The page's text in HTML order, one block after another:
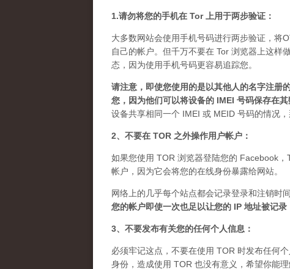
1.请勿将您的手机在 Tor 上用于两步验证：
大多数网站会使用手机号码进行两步验证，将
自己的帐户。但千万不要在 Tor 浏览器上这样
态，因为使用手机号码更容易追踪您。
请注意，即使您使用的是以其他人的名字注册
您，因为他们可以将设备的 IMEI 号码保存在其
设备共享相同一个 IMEI 或 MEID 号码的情况，
2、不要在 TOR 之外操作用户帐户：
如果您使用 TOR 浏览器登陆您的 Facebook
帐户，因为它会将您的在线身份暴露给网站。
网络上的几乎每个站点都会记录登录和注销时
您的帐户即使一次也足以让您的 IP 地址被记录
3、不要发布有关您的任何个人信息：
必须牢记这点，不要在使用 TOR 时发布任何
身份，造成使用 TOR 也没有意义，希望你能理